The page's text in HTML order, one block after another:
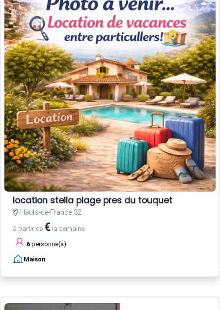
location stella plage pres du touquet
Hauts-de-France 32
à partir de € la semaine
6 personne(s)
Maison